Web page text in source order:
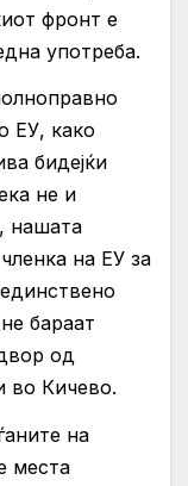
фронт е
употреба.
ЕУ, како
бидејќи
не и
нашата
на ЕУ за
бараат
од
во Кичево.
на
места